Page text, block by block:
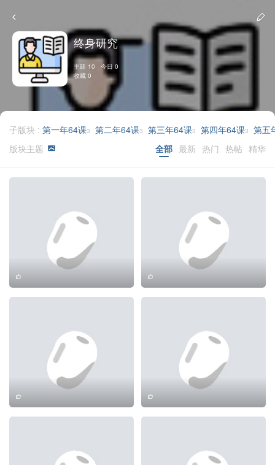
终身研究
主题 10 今日 0
收藏 0
子版块 : 第一年64课3 第二年64课3 第三年64课3 第四年64课3
第五
版块主题
全部 最新 热门 热帖 精华